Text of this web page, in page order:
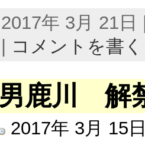
2017年 3月 21
コメントを書く
男鹿川 解
2017年 3月 15